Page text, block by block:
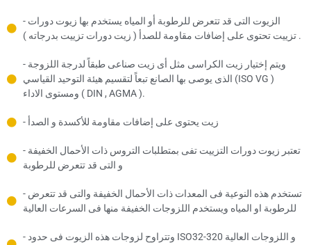
- الزيوت التى قد تتعرض للرطوبة أو المياه يستخدم بها زيوت دورات
تزييت تحتوى على إضافات مقاومة للصدأ ( زيت دورات تزييت بدرجاته ) .
- ويتم إختيار زيت الكراسى مثل أى زيت صناعى طبقاً لدرجة اللزوجة
الذى يوصى بها الصانع تبعاً لتقسيم هيئة التوحيد القياسي (ISO VG )
ومستوى الاداء ( DIN , AGMA ).
- زيت يحتوى على إضافات مقاومة للأكسدة و الصدأ
- تعتبر زيوت دورات التزييت تفى بمتطلبات التروس ذات الأحمال الخفيفة
و التى قد تتعرض للرطوبة
- تستخدم هذه النوعية فى المعدات ذات الأحمال الخفيفة والتى قد تتعرض
للرطوبة او المياه ويستخدم اللزوجات الخفيفة منها فى السرعات العالية
- وتتراوح لزوجات هذه الزيوت فى حدود ISO32-320 و اللزوجات العالية